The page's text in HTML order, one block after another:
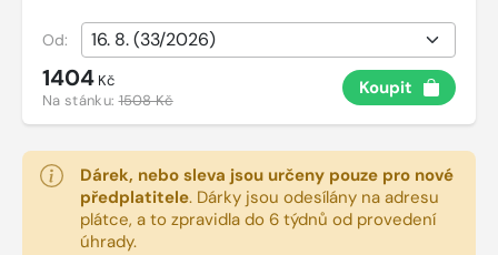
Od:
1404 Kč
Na stánku:1508 Kč
Koupit
Dárek, nebo sleva jsou určeny pouze pro nové
předplatitele. Dárky jsou odesílány na adresu
plátce, a to zpravidla do 6 týdnů od provedení
úhrady.